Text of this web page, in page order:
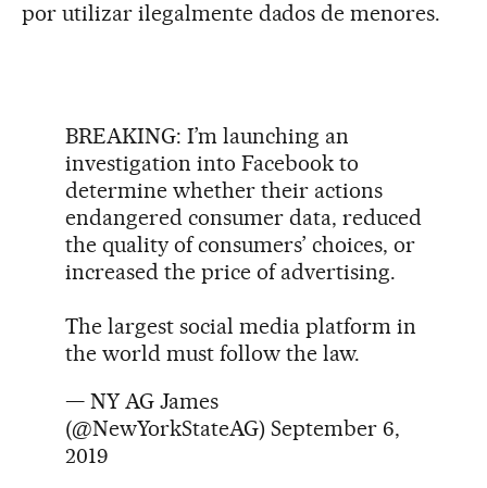
por utilizar ilegalmente dados de menores.
BREAKING: I’m launching an
investigation into Facebook to
determine whether their actions
endangered consumer data, reduced
the quality of consumers’ choices, or
increased the price of advertising.
The largest social media platform in
the world must follow the law.
— NY AG James
(@NewYorkStateAG) September 6,
2019